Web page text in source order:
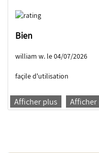
Bien
william w. le 04/07/2026
façile d'utilisation
Afficher plus